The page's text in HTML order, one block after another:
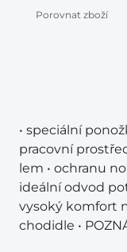
Porovnat zboží
• speciální
pracovní
lem • ochranu
ideální odvod
vysoký komfort
chodidle •